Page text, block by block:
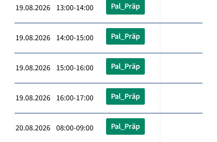
19.08.2026 13:00-14:00 Pal_Präp
19.08.2026 14:00-15:00 Pal_Präp
19.08.2026 15:00-16:00 Pal_Präp
19.08.2026 16:00-17:00 Pal_Präp
20.08.2026 08:00-09:00 Pal_Präp